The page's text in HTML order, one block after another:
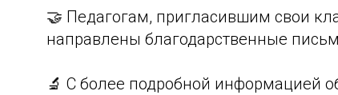
🤝 Педагогам, пригласившим свои
направлены благодарственные
🔬 С более подробной информацией